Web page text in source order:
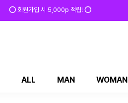
✅ 매일 방문 후 로그인 시 200p 적립! ✅
ALL MAN WOMAN